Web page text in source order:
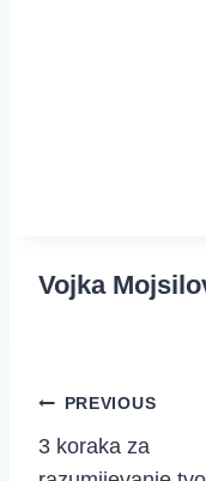
Vojka
Post
navigation
PREVIOUS
3 koraka za